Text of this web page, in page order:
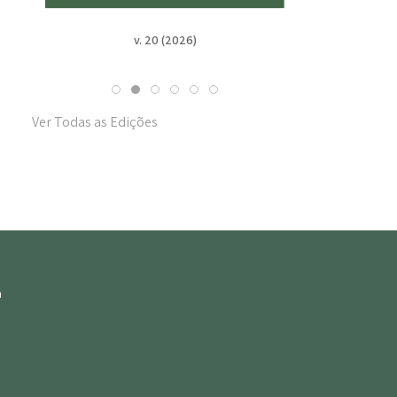
v. 20 (2026)
Ver Todas as Edições